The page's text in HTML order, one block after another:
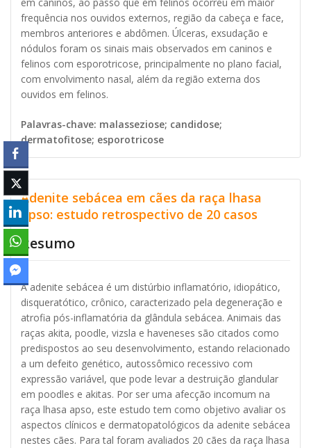
frequência nos ouvidos externos, região da cabeça e face,
membros anteriores e abdômen. Úlceras, exsudação e
nódulos foram os sinais mais observados em caninos e
felinos com esporotricose, principalmente no plano facial,
com envolvimento nasal, além da região externa dos
ouvidos em felinos.
Palavras-chave: malasseziose; candidose;
dermatofitose; esporotricose
Adenite sebácea em cães da raça lhasa
apso: estudo retrospectivo de 20 casos
Resumo
A adenite sebácea é um distúrbio inflamatório, idiopático,
disqueratótico, crônico, caracterizado pela degeneração e
atrofia pós-inflamatória da glândula sebácea. Animais das
raças akita, poodle, vizsla e haveneses são citados como
predispostos ao seu desenvolvimento, estando relacionado
a um defeito genético, autossômico recessivo com
expressão variável, que pode levar a destruição glandular
em poodles e akitas. Por ser uma afecção incomum na
raça lhasa apso, este estudo tem como objetivo avaliar os
aspectos clínicos e dermatopatológicos da adenite sebácea
nestes cães. Para tal foram avaliados 20 cães da raça lhasa